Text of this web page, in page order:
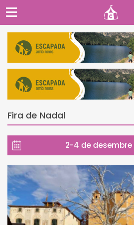
Fira de Nadal
2-4 de desembre